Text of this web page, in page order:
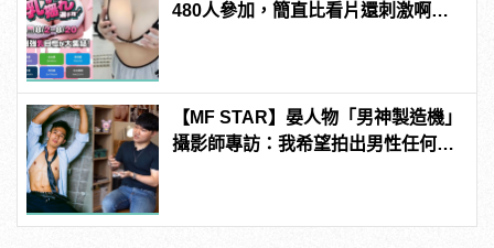
480人參加，簡直比看片還刺激啊！ |
【MF STAR】晏人物「男神製造機」
攝影師專訪：我希望拍出男性任何尺